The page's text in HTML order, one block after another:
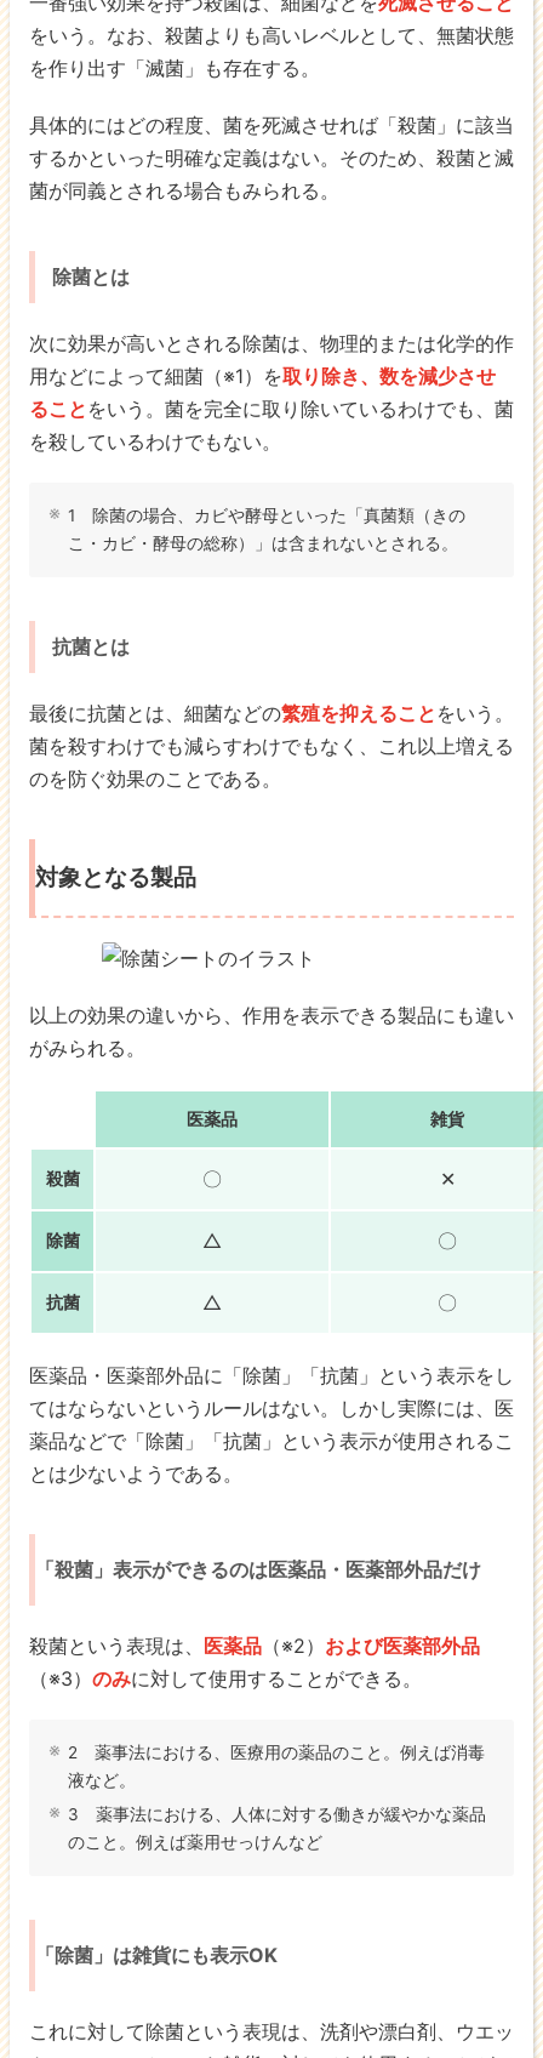
をいう。なお、殺菌よりも高いレベルとして、無菌状態
を作り出す「滅菌」も存在する。
具体的にはどの程度、菌を死滅させれば「殺菌」に該当
するかといった明確な定義はない。そのため、殺菌と滅
菌が同義とされる場合もみられる。
除菌とは
次に効果が高いとされる除菌は、物理的または化学的作
用などによって細菌（※1）を取り除き、数を減少させ
ること をいう。菌を完全に取り除いているわけでも、菌
を殺しているわけでもない。
1 除菌の場合、カビや酵母といった「真菌類（きの
こ・カビ・酵母の総称）」は含まれないとされる。
抗菌とは
最後に抗菌とは、細菌などの繁殖を抑えること をいう。
菌を殺すわけでも減らすわけでもなく、これ以上増える
のを防ぐ効果のことである。
対象となる製品
以上の効果の違いから、作用を表示できる製品にも違い
がみられる。
医薬品 雑貨
殺菌 〇 ✕
除菌 △ 〇
抗菌 △ 〇
医薬品・医薬部外品に「除菌」「抗菌」という表示をし
てはならないというルールはない。しかし実際には、医
薬品などで「除菌」「抗菌」という表示が使用されるこ
とは少ないようである。
「殺菌」表示ができるのは医薬品・医薬部外品だけ
殺菌という表現は、 医薬品 （※2） および医薬部外品
（※3） のみに対して使用することができる。
2 薬事法における、医療用の薬品のこと。例えば消毒
液など。
3 薬事法における、人体に対する働きが緩やかな薬品
のこと。例えば薬用せっけんなど
「除菌」は雑貨にも表示OK
これに対して除菌という表現は、洗剤や漂白剤、ウエッ